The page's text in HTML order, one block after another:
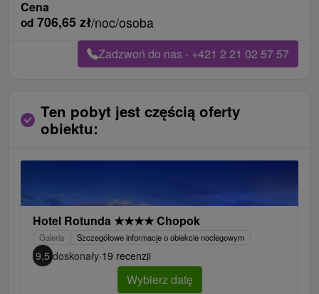
Cena
od 706,65 zł/noc/osoba
Zadzwoń do nas - +421 2 21 02 57 57
Ten pobyt jest częścią oferty
obiektu:
Hotel Rotunda ★★★★Chopok
Galeria Szczegółowe informacje o obiekcie noclegowym
9,5 doskonały·19 recenzji
Wybierz datę